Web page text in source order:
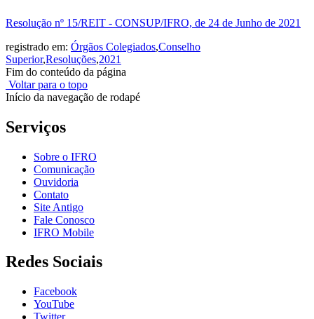
Resolução nº 15/REIT - CONSUP/IFRO, de 24 de Junho de 2021
registrado em: Órgãos Colegiados,Conselho
Superior,Resoluções,2021
Fim do conteúdo da página
Voltar para o topo
Início da navegação de rodapé
Serviços
Sobre o IFRO
Comunicação
Ouvidoria
Contato
Site Antigo
Fale Conosco
IFRO Mobile
Redes Sociais
Facebook
YouTube